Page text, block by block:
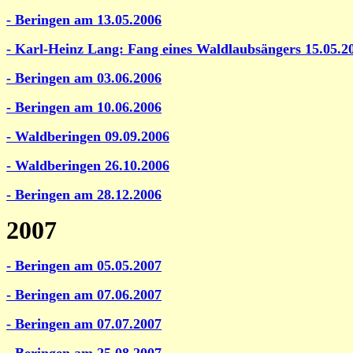
- Beringen am 13.05.2006
- Karl-Heinz Lang: Fang eines Waldlaubsängers
- Beringen am 03.06.2006
- Beringen am 10.06.2006
- Waldberingen 09.09.2006
- Waldberingen 26.10.2006
- Beringen am 28.12.2006
2007
- Beringen am 05.05.2007
- Beringen am 07.06.2007
- Beringen am 07.07.2007